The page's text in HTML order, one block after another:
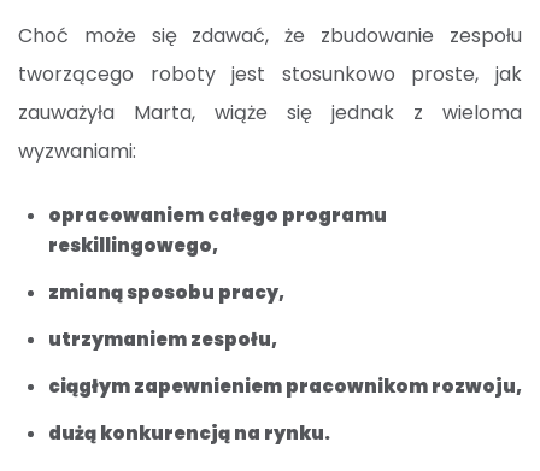
Choć może się zdawać, że zbudowanie zespołu
tworzącego roboty jest stosunkowo proste, jak
zauważyła Marta, wiąże się jednak z wieloma
wyzwaniami:
opracowaniem całego programu
reskillingowego,
zmianą sposobu pracy,
utrzymaniem zespołu,
ciągłym zapewnieniem pracownikom rozwoju,
dużą konkurencją na rynku.